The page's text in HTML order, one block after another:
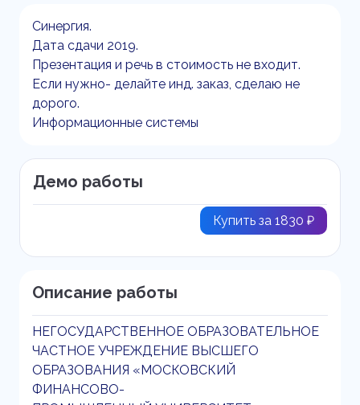
Синергия.
Дата сдачи 2019.
Презентация и речь в стоимость не входит.
Если нужно- делайте инд. заказ, сделаю не
дорого.
Информационные системы
Демо работы
Купить за 1830 ₽
Описание работы
НЕГОСУДАРСТВЕННОЕ ОБРАЗОВАТЕЛЬНОЕ
ЧАСТНОЕ УЧРЕЖДЕНИЕ ВЫСШЕГО
ОБРАЗОВАНИЯ «МОСКОВСКИЙ
ФИНАНСОВО-